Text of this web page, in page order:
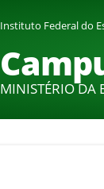
Instituto Federal do
MINISTÉRIO DA